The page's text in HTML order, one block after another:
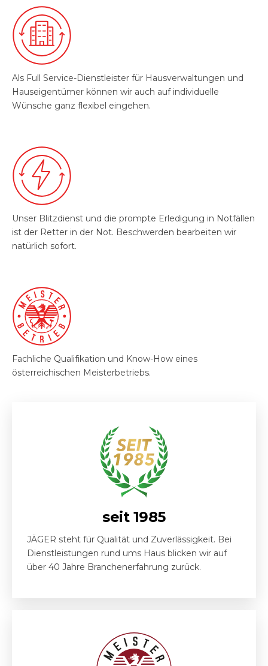
Als Full Service-Dienstleister für Hausverwaltungen und
Hauseigentümer können wir auch auf individuelle
Wünsche ganz flexibel eingehen.
Unser Blitzdienst und die prompte Erledigung in Notfällen
ist der Retter in der Not. Beschwerden bearbeiten wir
natürlich sofort.
Fachliche Qualifikation und Know-How eines
österreichischen Meisterbetriebs.
seit 1985
JÄGER steht für Qualität und Zuverlässigkeit. Bei
Dienstleistungen rund ums Haus blicken wir auf
über 40 Jahre Branchenerfahrung zurück.